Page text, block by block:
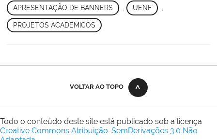
APRESENTAÇÃO DE BANNERS UENF
PROJETOS ACADÊMICOS
VOLTAR AO TOPO
Todo o conteúdo deste site está publicado sob a licença
Creative Commons Atribuição-SemDerivações 3.0 Não